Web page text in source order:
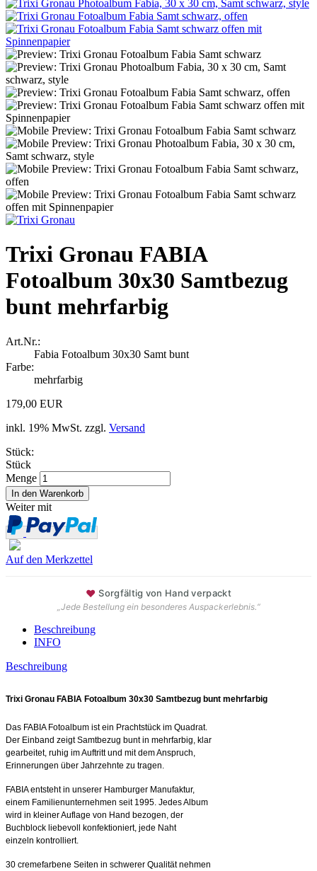
Trixi Gronau FABIA
Fotoalbum 30x30 Samtbezug
bunt mehrfarbig
Art.Nr.:
Fabia Fotoalbum 30x30 Samt bunt
Farbe:
mehrfarbig
179,00 EUR
inkl. 19% MwSt. zzgl. Versand
Stück:
Stück
Menge
Weiter mit
Auf den Merkzettel
♥ Sorgfältig von Hand verpackt
„Jede Bestellung ein besonderes Auspackerlebnis.“
Beschreibung
INFO
Beschreibung
Trixi Gronau FABIA Fotoalbum 30x30 Samtbezug bunt mehrfarbig
Das FABIA Fotoalbum ist ein Prachtstück im Quadrat.
Der Einband zeigt Samtbezug bunt in mehrfarbig, klar
gearbeitet, ruhig im Auftritt und mit dem Anspruch,
Erinnerungen über Jahrzehnte zu tragen.
FABIA entsteht in unserer Hamburger Manufaktur,
einem Familienunternehmen seit 1995. Jedes Album
wird in kleiner Auflage von Hand bezogen, der
Buchblock liebevoll konfektioniert, jede Naht
einzeln kontrolliert.
30 cremefarbene Seiten in schwerer Qualität nehmen